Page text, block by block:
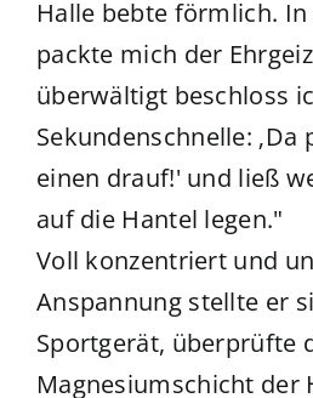
Halle bebte förmlich.
packte mich der
überwältigt beschloss
Sekundenschnelle: ‚Da
einen drauf!' und ließ
auf die Hantel legen."
Voll konzentriert und
Anspannung stellte er
Sportgerät, überprüfte
Magnesiumschicht der